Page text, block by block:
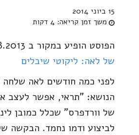
15 ביוני 2014
משך זמן קריאה: 4 דקות
הפוסט הופיע במקור ב 14.08.2013
של לאה: ליקוטי שיבלים
לפני כמה חודשים לאה שלחה
הנושא: "תראי, אפשר לעצב
של וורדפרס" שכלל כמובן
לביצוע ודמו נחמד. הבקשה